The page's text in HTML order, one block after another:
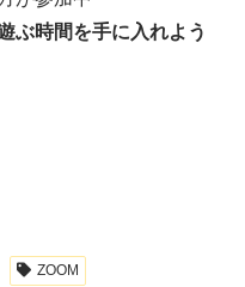
ぶ時間を手に入れよう
ZOOM